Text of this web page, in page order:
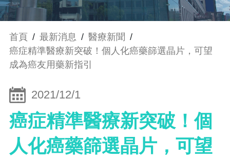
首頁 / 最新消息 / 醫療新聞 /
癌症精準醫療新突破！個人化癌藥篩選晶片，可望
成為癌友用藥新指引
2021/12/1
癌症精準醫療新突破！個
人化癌藥篩選晶片，可望